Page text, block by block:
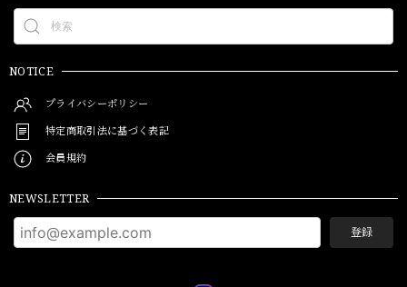
NOTICE
プライバシーポリシー
特定商取引法に基づく表記
会員規約
NEWSLETTER
登録